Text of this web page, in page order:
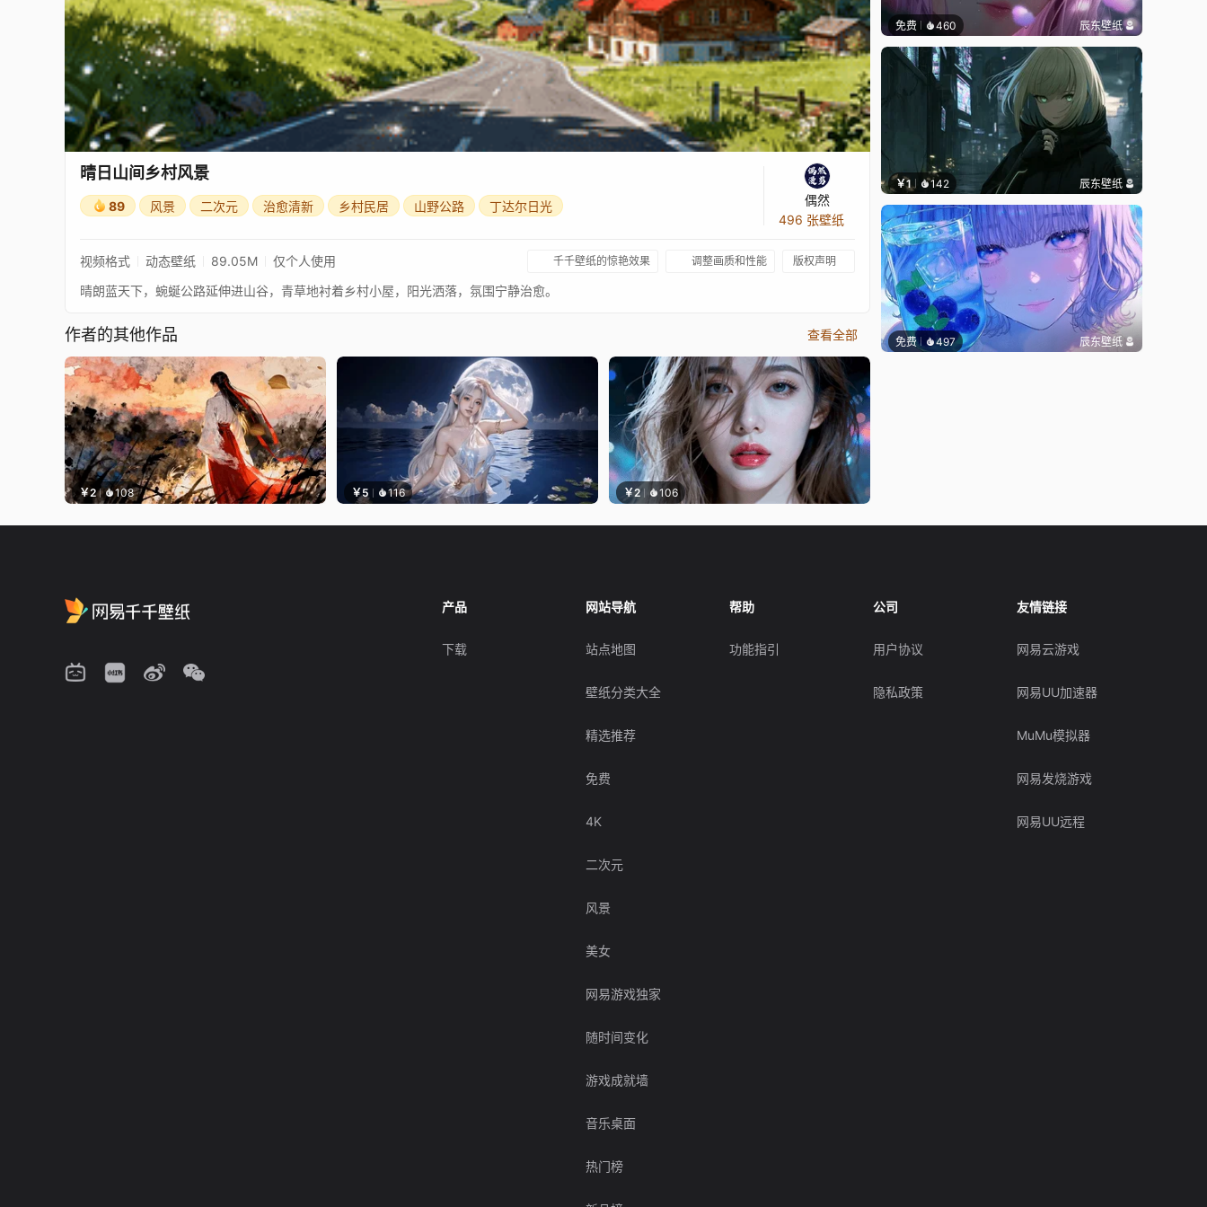
晴日山间乡村风景
89 风景 二次元 治愈清新 乡村民居 山野公路 丁达尔日光
偶然
496 张壁纸
视频格式 动态壁纸 89.05M 仅个人使用 千千壁纸的惊艳效果 调整画质和性能 版权声明
晴朗蓝天下，蜿蜒公路延伸进山谷，青草地衬着乡村小屋，阳光洒落，氛围宁静治愈。
作者的其他作品 查看全部
￥2 108 ￥5 116 ￥2 106
免费 460 辰东壁纸
￥1 142 辰东壁纸
免费 497 辰东壁纸
产品
下载
网站导航
站点地图
壁纸分类大全
精选推荐
免费
4K
二次元
风景
美女
网易游戏独家
随时间变化
游戏成就墙
音乐桌面
热门榜
帮助
功能指引
公司
用户协议
隐私政策
友情链接
网易云游戏
网易UU加速器
MuMu模拟器
网易发烧游戏
网易UU远程